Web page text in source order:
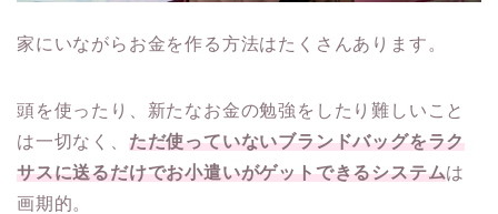
家にいながらお金を作る方法はたくさんあります。
頭を使ったり、新たなお金の勉強をしたり難しいこと
は一切なく、 ただ使っていないブランドバッグをラク
サスに送るだけでお小遣いがゲットできるシステムは
画期的。